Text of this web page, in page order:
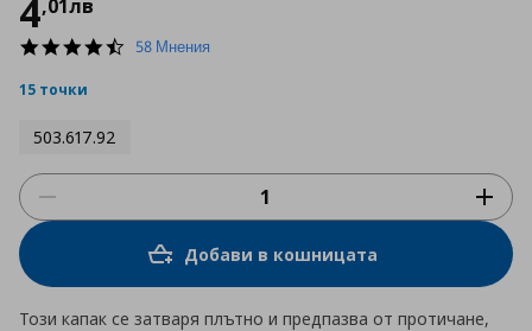
4,01лв
4.7
58 Мнения
15 точки
503.617.92
Добави в кошницата
Този капак се затваря плътно и предпазва от протичане,